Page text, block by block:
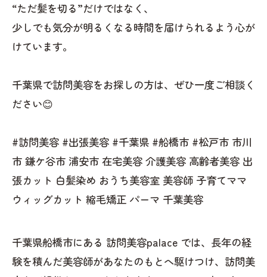
“ただ髪を切る”だけではなく、
少しでも気分が明るくなる時間を届けられるよう心が
けています。
千葉県で訪問美容をお探しの方は、ぜひ一度ご相談く
ださい😊
#訪問美容 #出張美容 #千葉県 #船橋市 #松戸市 市川
市 鎌ケ谷市 浦安市 在宅美容 介護美容 高齢者美容 出
張カット 白髪染め おうち美容室 美容師 子育てママ
ウィッグカット 縮毛矯正 パーマ 千葉美容
千葉県船橋市にある 訪問美容palace では、長年の経
験を積んだ美容師があなたのもとへ駆けつけ、訪問美